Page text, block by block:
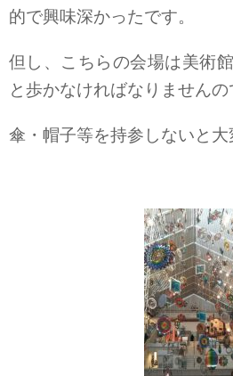
的で興味深かったです。
但し、こちらの会場は美術
と歩かなければなりませんの
傘・帽子等を持参しないと大